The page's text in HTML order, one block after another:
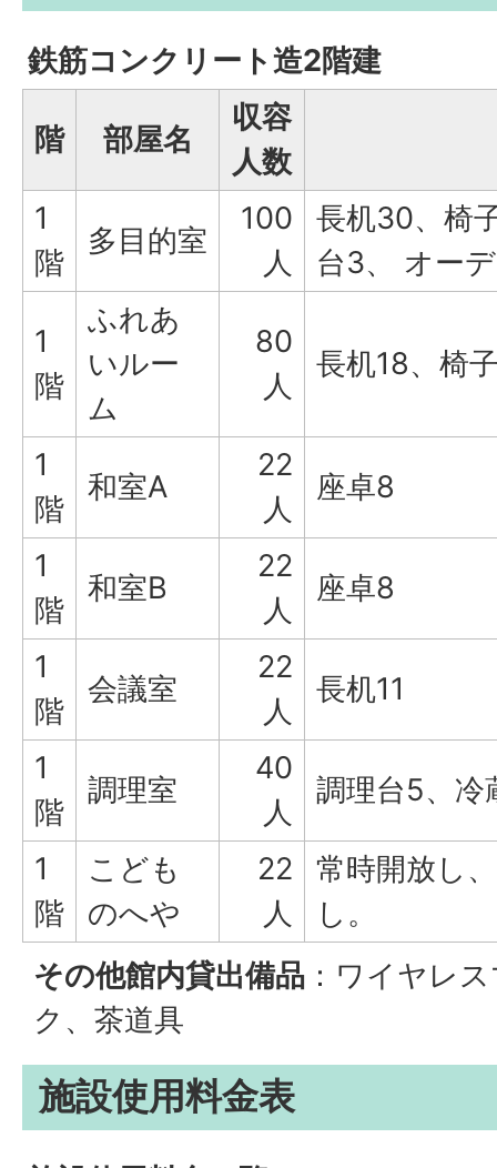
鉄筋コンクリート造2階建
階 部屋名
収容
人数
1
階
多目的室
100
人
長机30、椅
台3、 オー
1
階
ふれあ
いルー
ム
80
人
長机18、椅
1
階
和室A
22
人
座卓8
1
階
和室B
22
人
座卓8
1
階
会議室
22
人
長机11
1
階
調理室
40
人
調理台5、冷
1
階
こども
のへや
22
人
常時開放し
し。
その他館内貸出備品 ：ワイヤレ
ク、茶道具
施設使用料金表